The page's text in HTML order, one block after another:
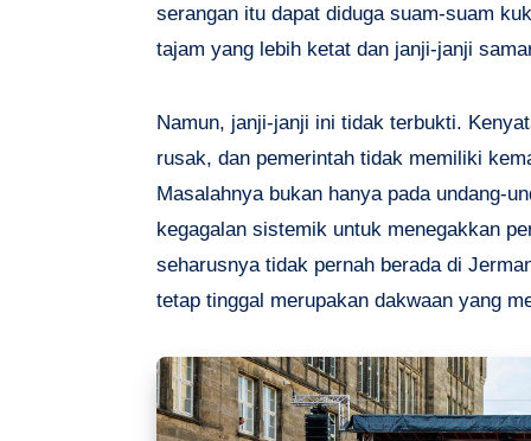
serangan itu dapat diduga suam-suam
tajam yang lebih ketat dan janji-janji
Namun, janji-janji ini tidak terbukti.
rusak, dan pemerintah tidak memiliki
Masalahnya bukan hanya pada undang-
kegagalan sistemik untuk menegakkan
seharusnya tidak pernah berada di
tetap tinggal merupakan dakwaan yang